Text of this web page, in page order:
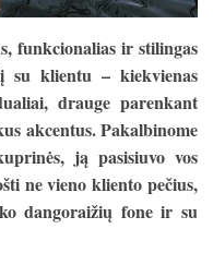
funkcionalias ir stilingas
su klientu – kiekvienas
drauge parenkant
akcentus. Pakalbinome
ės, ją pasisiuvo vos
šti ne vieno kliento pečius,
dangoraižių fone ir su